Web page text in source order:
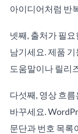
아이디어처럼 반
넷째, 출처가 필
남기세요. 제품
도움말이나 릴리
다섯째, 영상 흐
바꾸세요.
문단과 번호 목록